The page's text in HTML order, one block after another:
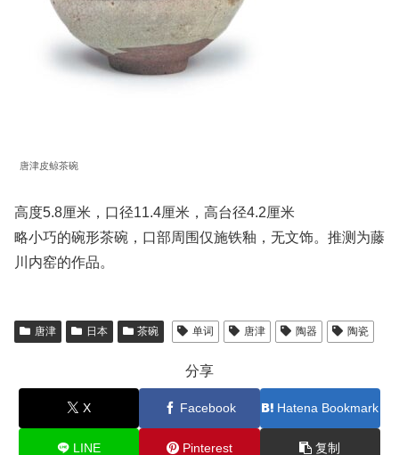
唐津皮鲸茶碗
高度5.8厘米，口径11.4厘米，高台径4.2厘米
略小巧的碗形茶碗，口部周围仅施铁釉，无文饰。推测为藤
川内窑的作品。
唐津 日本 茶碗 单词 唐津 陶器 陶瓷
分享
X Facebook Hatena Bookmark
LINE Pinterest 复制